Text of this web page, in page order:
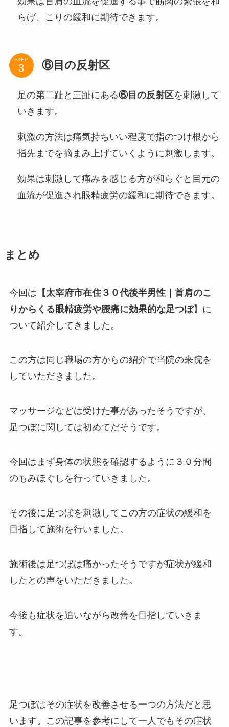
らげ、こりの緩和に期待できます。
STEP ⑥目の反射区
足の第二趾と三趾にある⑥目の反射区を刺激して
いきます。
刺激の方法は痛気持ちいい程度で指のつけ根から
指先までを摘まみ上げていくように刺激します。
効果は刺激して痛みを感じる方が和らぐと目元の
血流が促進され眼精疲労の緩和に期待できます。
まとめ
今回は 【太宰府市在住３０代後半男性｜首肩のこ
りからくる眼精疲労や腰痛に効果的な足つぼ】に
ついて紹介してきました。
この方は同じ職場の方からの紹介で当院の来院を
していただきました。
マッサージなどは受けた事があったそうですが、
足つぼに関しては初めてだそうです。
今回はまず身体の状態を確認するように３０分間
のもみほぐしを行っていきました。
その後に足つぼを刺激してこの方の症状の緩和を
目指して施術を行いました。
施術後は足つぼは痛かったそうですが症状が緩和
したとの声をいただきました。
今後も症状を追いながら改善を目指していきま
す。
足つぼはその症状を改善させる一つの方法だと思
います。この記事を参考にして一人でもその症状